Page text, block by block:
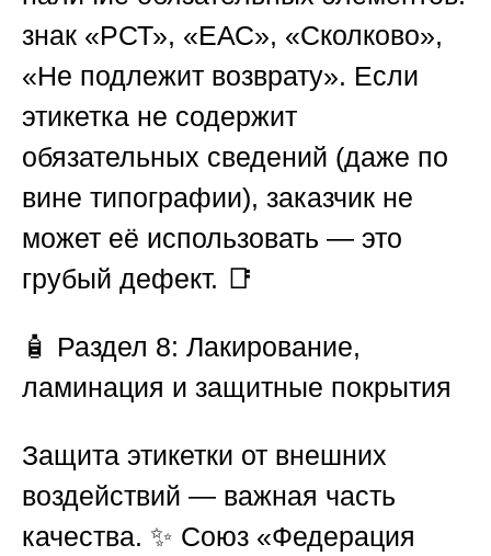
знак «РСТ», «ЕАС», «Сколково»,
«Не подлежит возврату». Если
этикетка не содержит
обязательных сведений (даже по
вине типографии), заказчик не
может её использовать — это
грубый дефект. 📑
🧴 Раздел 8: Лакирование,
ламинация и защитные покрытия
Защита этикетки от внешних
воздействий — важная часть
качества. ✨ Союз «Федерация